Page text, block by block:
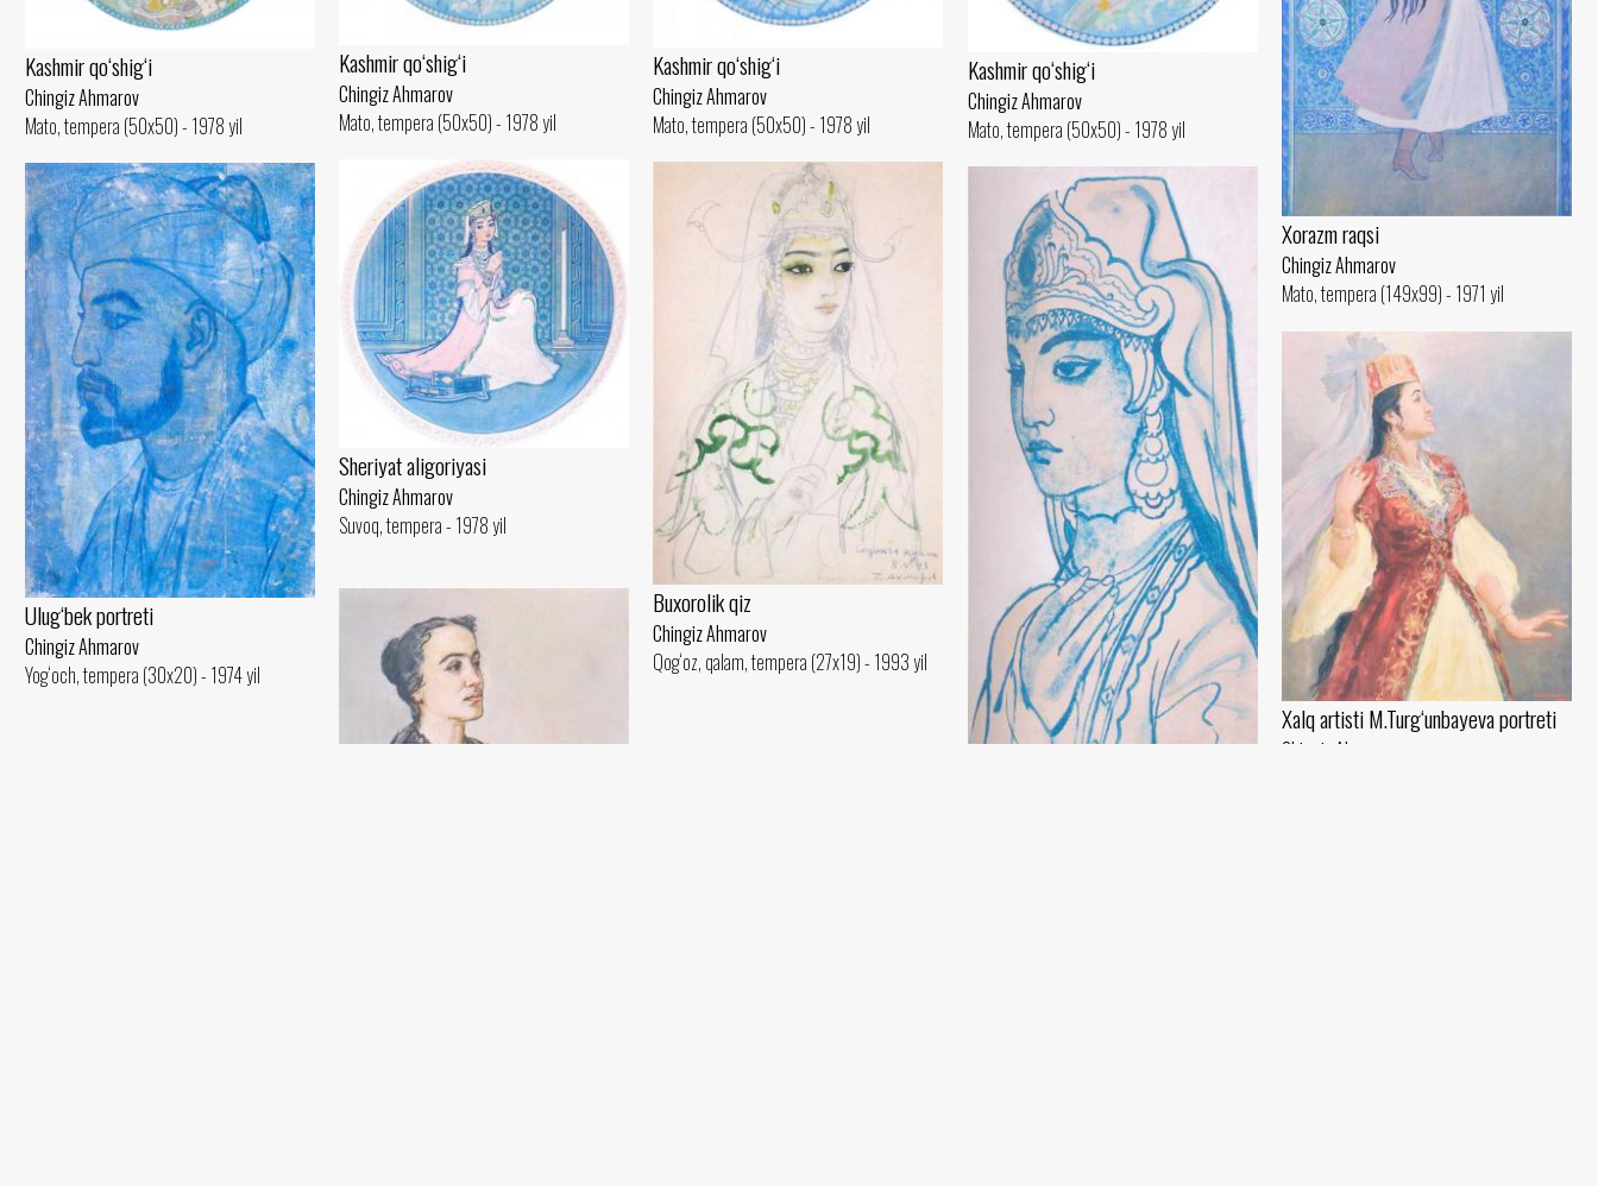
Kashmir qo‘shig‘i
Chingiz Ahmarov
Mato, tempera (50x50) - 1978 yil
Kashmir qo‘shig‘i
Chingiz Ahmarov
Mato, tempera (50x50) - 1978 yil
Kashmir qo‘shig‘i
Chingiz Ahmarov
Mato, tempera (50x50) - 1978 yil
Kashmir qo‘shig‘i
Chingiz Ahmarov
Mato, tempera (50x50) - 1978 yil
Xorazm raqsi
Chingiz Ahmarov
Mato, tempera (149x99) - 1971 yil
Sheriyat aligoriyasi
Chingiz Ahmarov
Suvoq, tempera - 1978 yil
Buxorolik qiz
Chingiz Ahmarov
Qog‘oz, qalam, tempera (27x19) - 1993 yil
Ulug‘bek portreti
Chingiz Ahmarov
Yog‘och, tempera (30x20) - 1974 yil
Xalq artisti M.Turg‘unbayeva portreti
Chingiz Ahmarov